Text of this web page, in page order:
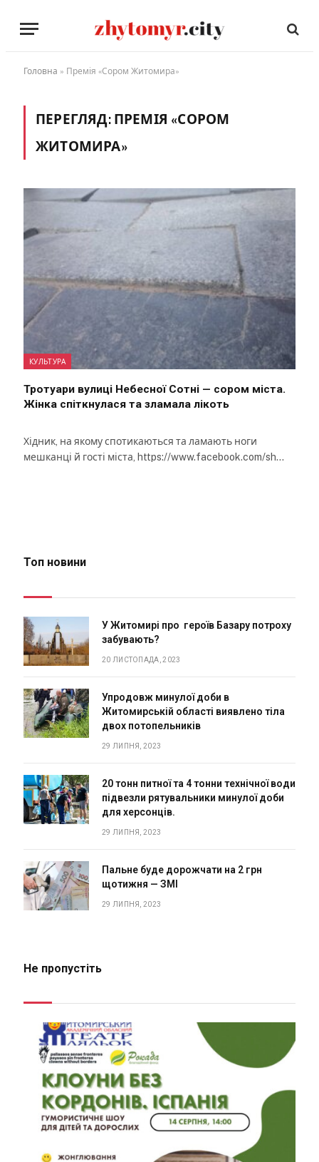
Головна » Премія «Сором Житомира»
ПЕРЕГЛЯД: ПРЕМІЯ «СОРОМ
ЖИТОМИРА»
КУЛЬТУРА
Тротуари вулиці Небесної Сотні — сором міста.
Жінка спіткнулася та зламала лікоть
Хідник, на якому спотикаються та ламають ноги
мешканці й гості міста, https://www.facebook.com/sh…
Топ новини
У Житомирі про героїв Базару потроху
забувають?
20 ЛИСТОПАДА, 2023
Упродовж минулої доби в
Житомирській області виявлено тіла
двох потопельників
29 ЛИПНЯ, 2023
20 тонн питної та 4 тонни технічної води
підвезли рятувальники минулої доби
для херсонців.
29 ЛИПНЯ, 2023
Пальне буде дорожчати на 2 грн
щотижня — ЗМІ
29 ЛИПНЯ, 2023
Не пропустіть